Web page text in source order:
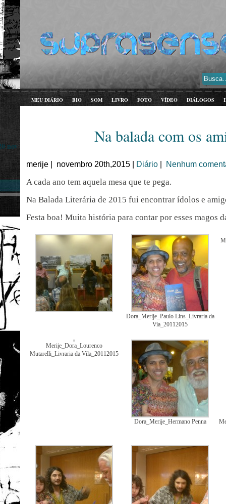
MEU DIÁRIO BIO SOM LIVRO FOTO VÍDEO DIÁLOGOS
Na balada com os
nov
merije | novembro 20th,2015 | Diário Nenhum
A cada ano tem aquela mesa que te pega.
Na Balada Literária de 2015 fui encontrar ídolos e
Festa boa! Muita história para contar por esses magos
Dora_Merije_Paulo Lins_Livraria da
Via_20112015
Merije_Dora_Lourenco
Mutarelli_Livraria da Vila_20112015
Dora_Merije_Hermano Penna